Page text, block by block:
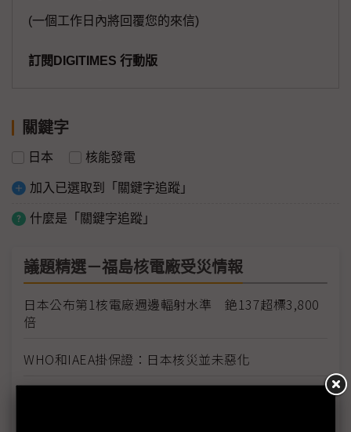
(一個工作日內將回覆您的來信)
訂閱DIGITIMES 行動版
關鍵字
日本 核能發電
加入已選取到「關鍵字追蹤」
什麼是「關鍵字追蹤」
議題精選－福島核電廠受災情報
日本公布第1核電廠週邊輻射水準 銫137超標3,800
倍
WHO和IAEA掛保證：日本核災並未惡化